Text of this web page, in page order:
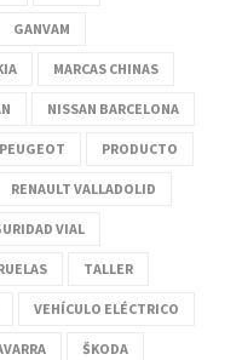
GANVAM
MARCAS CHINAS
NISSAN BARCELONA
PEUGEOT PRODUCTO
RENAULT VALLADOLID
VIAL
TALLER
VEHÍCULO ELÉCTRICO
ŠKODA